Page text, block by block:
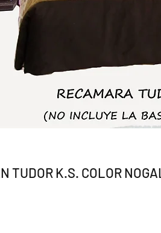
TUDOR K.S. COLOR NOGAL